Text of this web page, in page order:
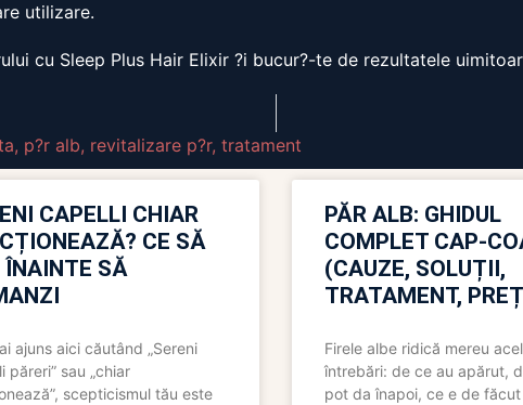
utilizare.
cu Sleep Plus Hair Elixir ?i bucur?-te de rezultatele
, p?r alb, revitalizare p?r, tratament
CAPELLI CHIAR
CE SĂ
SĂ
ajuns aici căutând „Sereni
păreri” sau „chiar
scepticismul tău este
PĂR ALB: GHIDUL
COMPLET CAP-
(CAUZE, SOLUȚII,
TRATAMENT,
Firele albe ridică mereu
întrebări: de ce au apărut,
pot da înapoi, ce e de